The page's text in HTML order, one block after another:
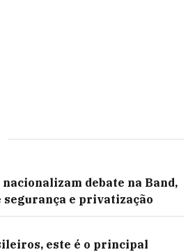
debate na Band,
segurança e privatização
este é o principal